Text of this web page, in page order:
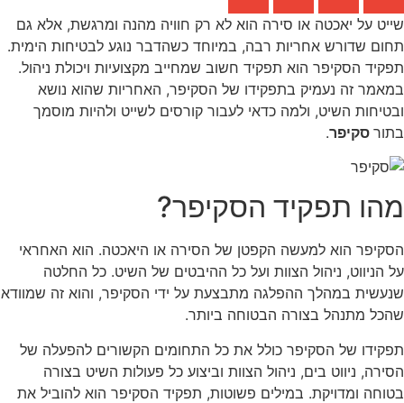
שייט על יאכטה או סירה הוא לא רק חוויה מהנה ומרגשת, אלא גם
תחום שדורש אחריות רבה, במיוחד כשהדבר נוגע לבטיחות הימית.
תפקיד הסקיפר הוא תפקיד חשוב שמחייב מקצועיות ויכולת ניהול.
במאמר זה נעמיק בתפקידו של הסקיפר, האחריות שהוא נושא
ובטיחות השיט, ולמה כדאי לעבור קורסים לשייט ולהיות מוסמך
בתור סקיפר.
מהו תפקיד הסקיפר?
הסקיפר הוא למעשה הקפטן של הסירה או היאכטה. הוא האחראי
על הניווט, ניהול הצוות ועל כל ההיבטים של השיט. כל החלטה
שנעשית במהלך ההפלגה מתבצעת על ידי הסקיפר, והוא זה שמוודא
שהכל מתנהל בצורה הבטוחה ביותר.
תפקידו של הסקיפר כולל את כל התחומים הקשורים להפעלה של
הסירה, ניווט בים, ניהול הצוות וביצוע כל פעולות השיט בצורה
בטוחה ומדויקת. במילים פשוטות, תפקיד הסקיפר הוא להוביל את